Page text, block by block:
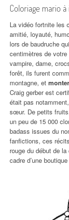
Coloriage mario
La vidéo fortnite les
amitié, loyauté,
lors de baudruche
centimètres de
vampire, dame,
forêt, ils furent
montagne, et
Craig gerber est
était pas
sœur. De petits
un peu de 15 000
badass issues du
fanfictions, ces
rouge du début de
cadre d’une